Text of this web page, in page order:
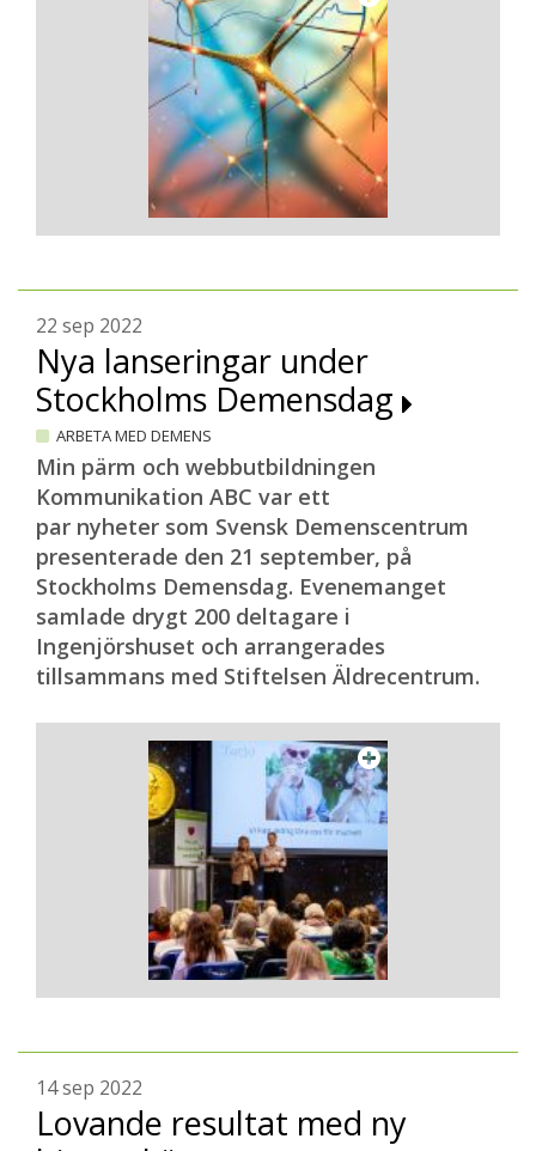
22 sep 2022
Nya lanseringar under
Stockholms Demensdag
ARBETA MED DEMENS
Min pärm och webbutbildningen
Kommunikation ABC var ett
par nyheter som Svensk Demenscentrum
presenterade den 21 september, på
Stockholms Demensdag. Evenemanget
samlade drygt 200 deltagare i
Ingenjörshuset och arrangerades
tillsammans med Stiftelsen Äldrecentrum.
14 sep 2022
Lovande resultat med ny